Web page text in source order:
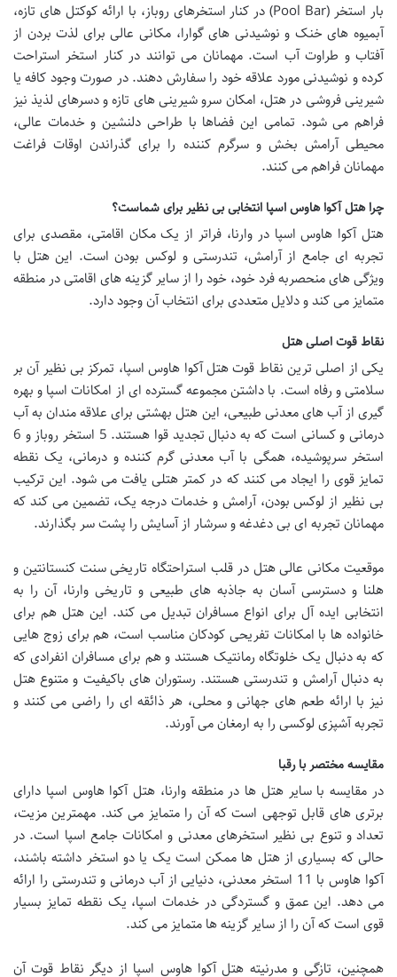
بار استخر (Pool Bar) در کنار استخرهای روباز، با ارائه کوکتل های تازه،
آبمیوه های خنک و نوشیدنی های گوارا، مکانی عالی برای لذت بردن از
آفتاب و طراوت آب است. مهمانان می توانند در کنار استخر استراحت
کرده و نوشیدنی مورد علاقه خود را سفارش دهند. در صورت وجود کافه یا
شیرینی فروشی در هتل، امکان سرو شیرینی های تازه و دسرهای لذیذ نیز
فراهم می شود. تمامی این فضاها با طراحی دلنشین و خدمات عالی،
محیطی آرامش بخش و سرگرم کننده را برای گذراندن اوقات فراغت
مهمانان فراهم می کنند.
چرا هتل آکوا هاوس اسپا انتخابی بی نظیر برای شماست؟
هتل آکوا هاوس اسپا در وارنا، فراتر از یک مکان اقامتی، مقصدی برای
تجربه ای جامع از آرامش، تندرستی و لوکس بودن است. این هتل با
ویژگی های منحصربه فرد خود، خود را از سایر گزینه های اقامتی در منطقه
متمایز می کند و دلایل متعددی برای انتخاب آن وجود دارد.
نقاط قوت اصلی هتل
یکی از اصلی ترین نقاط قوت هتل آکوا هاوس اسپا، تمرکز بی نظیر آن بر
سلامتی و رفاه است. با داشتن مجموعه گسترده ای از امکانات اسپا و بهره
گیری از آب های معدنی طبیعی، این هتل بهشتی برای علاقه مندان به آب
درمانی و کسانی است که به دنبال تجدید قوا هستند. 5 استخر روباز و 6
استخر سرپوشیده، همگی با آب معدنی گرم کننده و درمانی، یک نقطه
تمایز قوی را ایجاد می کنند که در کمتر هتلی یافت می شود. این ترکیب
بی نظیر از لوکس بودن، آرامش و خدمات درجه یک، تضمین می کند که
مهمانان تجربه ای بی دغدغه و سرشار از آسایش را پشت سر بگذارند.
موقعیت مکانی عالی هتل در قلب استراحتگاه تاریخی سنت کنستانتین و
هلنا و دسترسی آسان به جاذبه های طبیعی و تاریخی وارنا، آن را به
انتخابی ایده آل برای انواع مسافران تبدیل می کند. این هتل هم برای
خانواده ها با امکانات تفریحی کودکان مناسب است، هم برای زوج هایی
که به دنبال یک خلوتگاه رمانتیک هستند و هم برای مسافران انفرادی که
به دنبال آرامش و تندرستی هستند. رستوران های باکیفیت و متنوع هتل
نیز با ارائه طعم های جهانی و محلی، هر ذائقه ای را راضی می کنند و
تجربه آشپزی لوکسی را به ارمغان می آورند.
مقایسه مختصر با رقبا
در مقایسه با سایر هتل ها در منطقه وارنا، هتل آکوا هاوس اسپا دارای
برتری های قابل توجهی است که آن را متمایز می کند. مهمترین مزیت،
تعداد و تنوع بی نظیر استخرهای معدنی و امکانات جامع اسپا است. در
حالی که بسیاری از هتل ها ممکن است یک یا دو استخر داشته باشند،
آکوا هاوس با 11 استخر معدنی، دنیایی از آب درمانی و تندرستی را ارائه
می دهد. این عمق و گستردگی در خدمات اسپا، یک نقطه تمایز بسیار
قوی است که آن را از سایر گزینه ها متمایز می کند.
همچنین، تازگی و مدرنیته هتل آکوا هاوس اسپا از دیگر نقاط قوت آن